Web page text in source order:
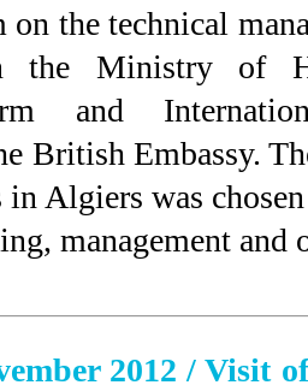
the technical
the Ministry of
and
British Embassy.
in Algiers was
management and
2012 / Visit